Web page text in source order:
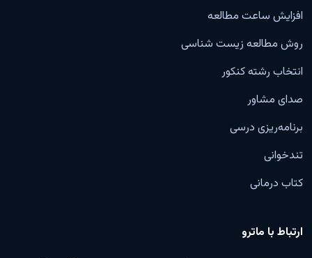
افزایش ساعت مطالعه
روش مطالعه زیست شناسی
انتخاب رشته کنکور
صدای مشاور
برنامه‌ریزی درسی
تندخوانی
کتاب درمانی
ارتباط با ماترو